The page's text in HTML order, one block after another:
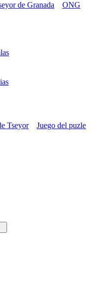
de Granada
ONG
Tseyor
Juego del puzle